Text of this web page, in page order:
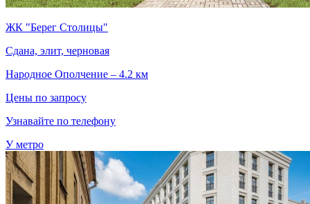
ЖК "Берег Столицы"
Сдана, элит, черновая
Народное Ополчение – 4.2 км
Цены по запросу
Узнавайте по телефону
У метро